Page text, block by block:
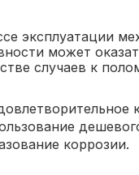
эксплуатации
может
случаев к
коррозии.